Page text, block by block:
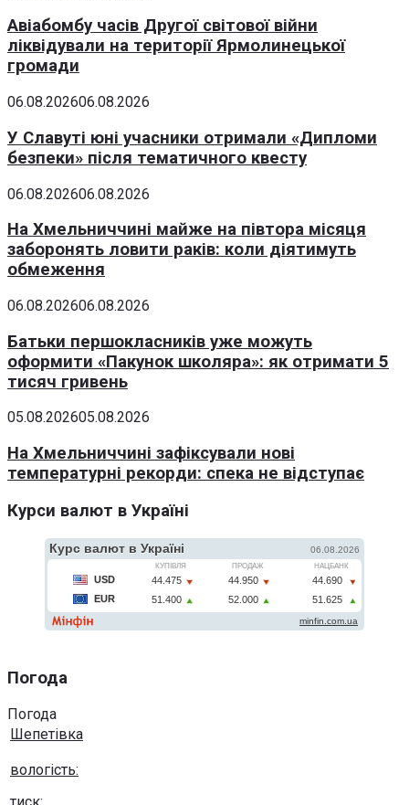
Авіабомбу часів Другої світової війни
ліквідували на території Ярмолинецької
громади
06.08.202606.08.2026
У Славуті юні учасники отримали «Дипломи
безпеки» після тематичного квесту
06.08.202606.08.2026
На Хмельниччині майже на півтора місяця
заборонять ловити раків: коли діятимуть
обмеження
06.08.202606.08.2026
Батьки першокласників уже можуть
оформити «Пакунок школяра»: як отримати 5
тисяч гривень
05.08.202605.08.2026
На Хмельниччині зафіксували нові
температурні рекорди: спека не відступає
Курси валют в Україні
Погода
Погода
Шепетівка
вологість: